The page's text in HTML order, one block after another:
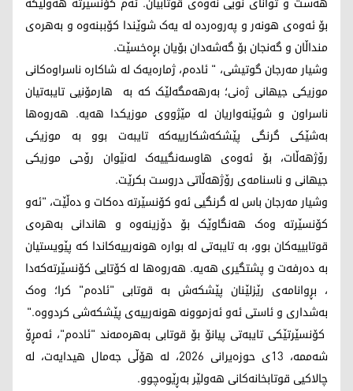
بۆ ئەوەی هونەر و پەروەردە لە یەک شوێندا کۆببنەوە و بەهرەی
منداڵان و گەنجان بۆ گەشەدان بۆیان بڕەخسێت.
وشیار مەرجان گوتیشی، " ئادەم، ژمارەیەک لە شاکارە ناسراوەکانی
موزیکی جیهانی ژەنی؛ بەرهەمگەلێک کە بە هارمۆنیی تایبەتیان
ناسراون و شوێنەواریان لە مێژووی موزیکدا هەیە. هەروەها
بەشێکی گرنگی پێشکەشکارییەکە تایبەت بوو بە موزیکی
رۆژهەڵات، بۆ ئەوەی هاوسەنگییەک لەنێوان رۆحی موزیکی
جیهانی و ناسنامەی رۆژهەڵاتی دروست بکرێت.
وشیار مەرجان باس لە گرنگیی ئەو کۆنسێرتە دەکات و دەڵێت، "ئەو
کۆنسێرتە وەک هەنگاوێک بۆ دۆزینەوە و هاندانی بەهرەی
قوتابییەکان بوو، بە تایبەتی لە بوارە هونەرییەکاندا کە پێویستیان
بە دەرفەت و پشتگیری هەیە. هەروەها لە کۆتایی کۆنسێرتەکەدا
، بڕوانامەی رێزلێنان پێشکەش بە قوتابی "ئادەم" کرا؛ وەک
بەشداری و ئاستی ئەو ئەزموونە هونەرییەی پێشکەشی کردووە."
کۆنسێرتێکی تایبەتی پیانۆ بۆ قوتابی بەهرەمەند "ئادەم"، ئەمڕۆ
شەممە، 13ی حوزەیرانی 2026، لە هۆڵی جەمال هیدایەت، لە
چالاکیی قوتابخانەکانی هەولێر بەڕێوەچوو.